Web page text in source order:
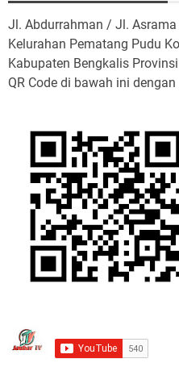
Jl. Abdurrahman / Jl. Asrama
Kelurahan Pematang Pudu
Kabupaten Bengkalis
QR Code di bawah ini